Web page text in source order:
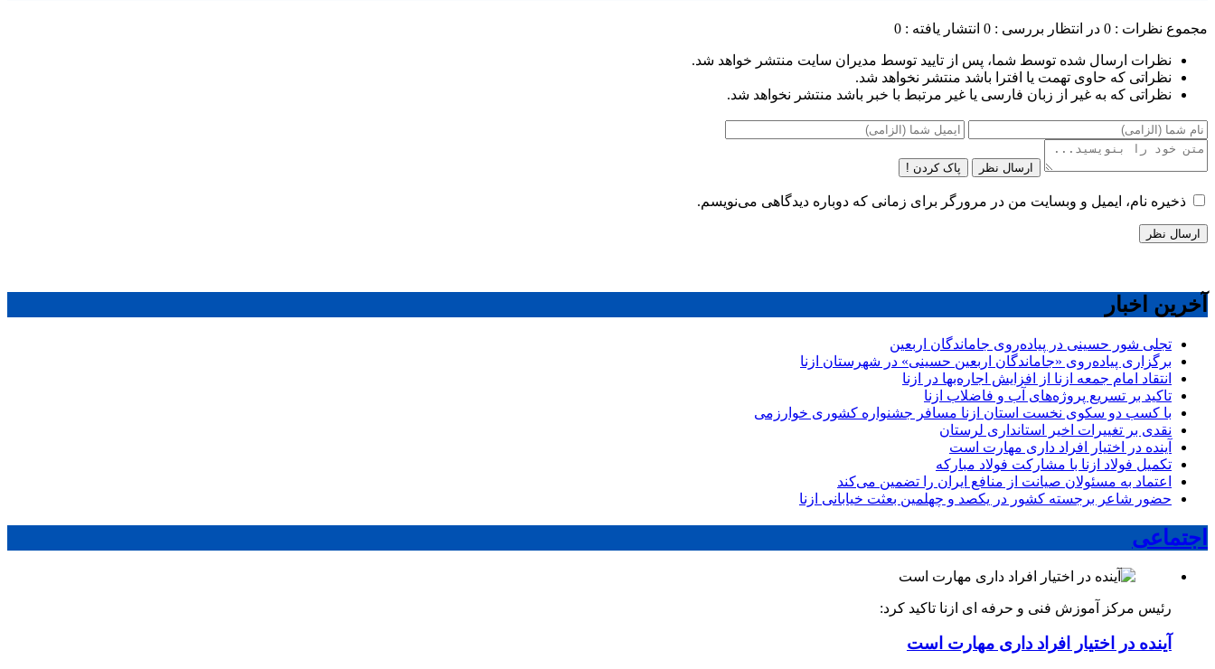
مجموع نظرات : 0 در انتظار بررسی : 0 انتشار یافته : 0
نظرات ارسال شده توسط شما، پس از تایید توسط مدیران سایت منتشر خواهد شد.
نظراتی که حاوی تهمت یا افترا باشد منتشر نخواهد شد.
نظراتی که به غیر از زبان فارسی یا غیر مرتبط با خبر باشد منتشر نخواهد شد.
ارسال نظر پاک کردن !
ذخیره نام، ایمیل و وبسایت من در مرورگر برای زمانی که دوباره دیدگاهی می‌نویسم.
آخرین اخبار
تجلی شور حسینی در پیاده‌روی جاماندگان اربعین
برگزاری پیاده‌روی «جاماندگان اربعین حسینی» در شهرستان ازنا
انتقاد امام جمعه ازنا از افزایش اجاره‌بها در ازنا
تاکید بر تسریع پروژه‌های آب و فاضلاب ازنا
با کسب دو سکوی نخست استان ازنا مسافر جشنواره کشوری خوارزمی
نقدی بر تغییرات اخیر استانداری لرستان
آینده در اختیار افراد داری مهارت است
تکمیل فولاد ازنا با مشارکت فولاد مبارکه
اعتماد به مسئولان صیانت از منافع ایران را تضمین می‌کند
حضور شاعر برجسته کشور در یکصد و چهلمین بعثت خیابانی ازنا
اجتماعی
رئیس مرکز آموزش فنی و حرفه ای ازنا تاکید کرد:
آینده در اختیار افراد داری مهارت است